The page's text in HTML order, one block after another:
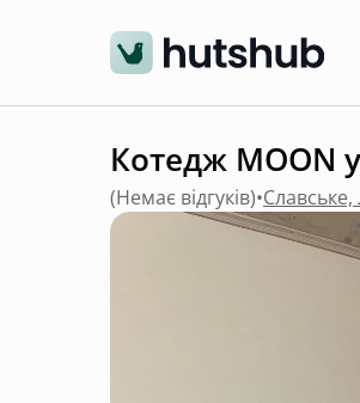
Котедж MOON
(Немає відгуків)•Славське,